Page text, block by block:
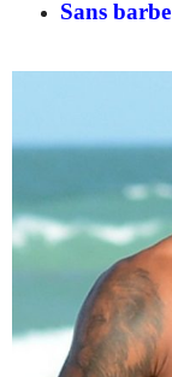
Sans barbe